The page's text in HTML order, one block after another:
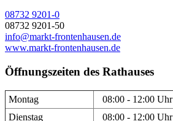
08732 9201-0
08732 9201-50
info@markt-frontenhausen.de
www.markt-frontenhausen.de
Öffnungszeiten des Rathauses
Montag 08:00 - 12:00 Uhr
Dienstag
08:00 - 12:00 Uhr